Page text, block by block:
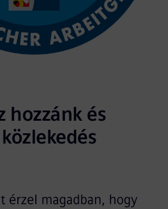
hozzánk és
érzel magadban, hogy